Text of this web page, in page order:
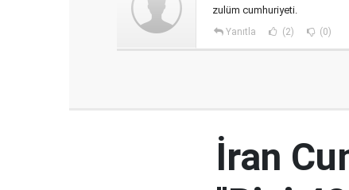
zulüm cumhuriyeti.
Yanıtla (2) (0)
İran